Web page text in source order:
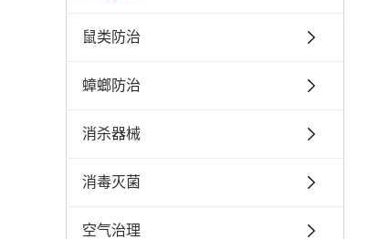
鼠类防治
蟑螂防治
消杀器械
消毒灭菌
空气治理